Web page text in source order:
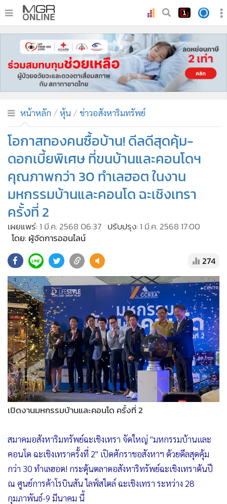
หน้าหลัก
ทันเหตุการณ์
• ภาคใต้
• บันเทิง
•
• คอลัมนิสต์
• ละคร
• CbizReview
• Cyber BIZ
• ผู้จัดกวน
• Good health & Well-being
Green Innovation & SD
• Management & HR
• MGR Live
• Infographic
• การเมือง
• ท่องเที่ยว
• กีฬา
• ต่างประเทศ
• Special Scoop
• เศรษฐกิจ-ธุรกิจ
• จีน
• ชุมชน-คุณภาพชีวิต
อาชญากรรม
Motoring
เกม
• วิทยาศาสตร์
• SMEs
หน้าหลัก หุ้น ข่าวอสังหาริมทรัพย์
โอกาสทองคนซื้อบ้าน! ดีลดีสุดคุ้ม-
ดอกเบี้ยพิเศษ ที่ขนบ้านและคอนโดฯ
คุณภาพกว่า 30 ทำเลฮอต ในงาน
มหกรรมบ้านและคอนโด ฉะเชิงเทรา
ครั้งที่ 2
เผยแพร่: 1 มี.ค. 2568 06:37 ปรับปรุง: 1 มี.ค. 2568 17:00
โดย: ผู้จัดการออนไลน์
274
เปิดงานมหกรรมบ้านและคอนโด ครั้งที่ 2
สมาคมอสังหาริมทรัพย์ฉะเชิงเทรา จัดใหญ่ "มหกรรมบ้านและ
คอนโด ฉะเชิงเทราครั้งที่ 2" เปิดศักราชอสังหาฯ ด้วยดีลสุดคุ้ม
กว่า 30 ทำเลฮอต! กระตุ้นตลาดอสังหาริทรัพย์ฉะเชิงเทราต้นปี
ณ ศูนย์การค้าโรบินสัน ไลฟ์สไตล์ ฉะเชิงเทรา ระหว่าง 28
กุมภาพันธ์-9 มีนาคม นี้